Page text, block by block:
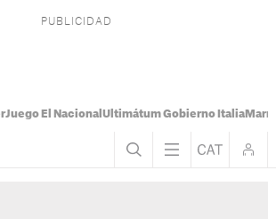
Juego El Nacional Ultimátum Gobierno Italia